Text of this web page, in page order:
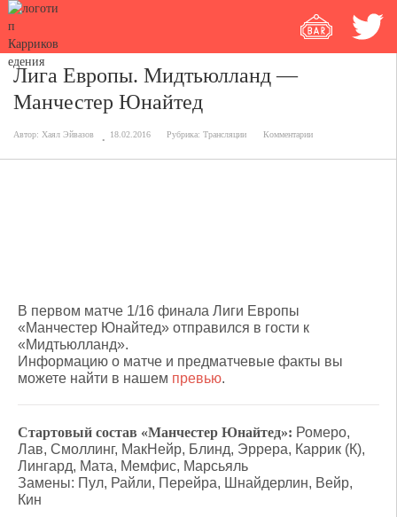
Лига Европы. Мидтьюлланд —
Манчестер Юнайтед
Автор: Хаял Эйвазов 18.02.2016 Рубрика: Трансляции Комментарии
В первом матче 1/16 финала Лиги Европы
«Манчестер Юнайтед» отправился в гости к
«Мидтьюлланд».
Информацию о матче и предматчевые факты вы
можете найти в нашем превью.
Стартовый состав «Манчестер Юнайтед»: Ромеро,
Лав, Смоллинг, МакНейр, Блинд, Эррера, Каррик (К),
Лингард, Мата, Мемфис, Марсьяль
Замены: Пул, Райли, Перейра, Шнайдерлин, Вейр,
Кин